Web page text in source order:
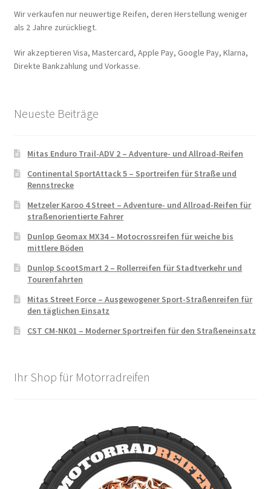
Wir verkaufen nur neuwertige Reifen, deren Herstellung weniger
als 2 Jahre zurückliegt.
Wir akzeptieren Visa, Mastercard, Apple Pay, Google Pay, Klarna,
Direkte Bankzahlung und Vorkasse.
Neueste Beiträge
Mitas Enduro Trail-ADV 2 – Adventure- und Allroad-Reifen
Continental SportAttack 5 – Sportreifen für Straße und
Rennstrecke
Metzeler Karoo 4 Street – Adventure- und Allroad-Reifen für
straßenorientierte Fahrer
Dunlop Geomax MX34 – Motocrossreifen für weiche bis
mittlere Böden
Dunlop ScootSmart 2 – Rollerreifen für Stadtverkehr und
Tourenfahrten
Mitas Street Force – Ausgewogener Sport-Straßenreifen für
den täglichen Einsatz
CST CM-NK01 – Moderner Sportreifen für den Straßeneinsatz
Ihr Shop für Motorradreifen